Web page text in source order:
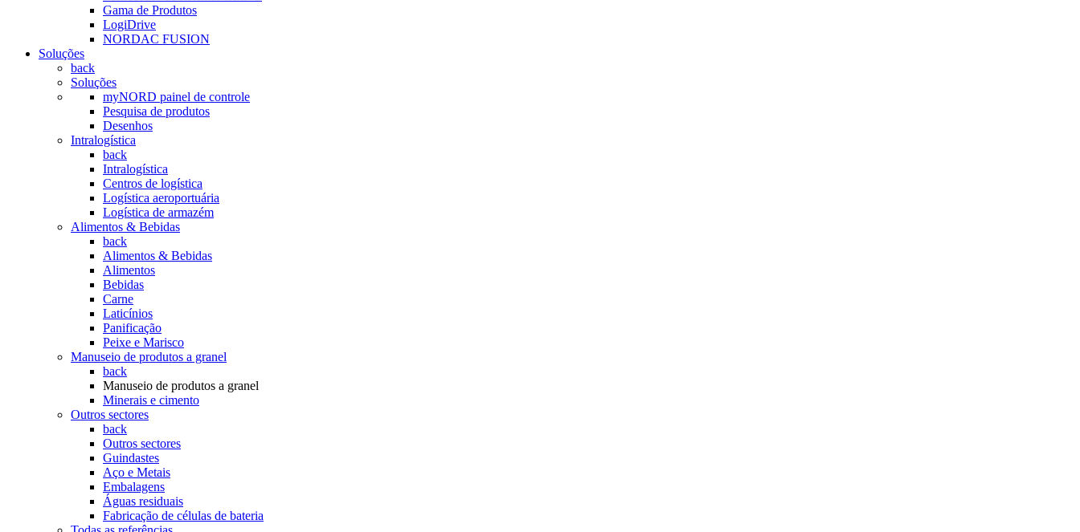
Gama de Produtos
LogiDrive
NORDAC FUSION
Soluções
back
Soluções
myNORD painel de controle
Pesquisa de produtos
Desenhos
Intralogística
back
Intralogística
Centros de logística
Logística aeroportuária
Logística de armazém
Alimentos & Bebidas
back
Alimentos & Bebidas
Alimentos
Bebidas
Carne
Laticínios
Panificação
Peixe e Marisco
Manuseio de produtos a granel
back
Manuseio de produtos a granel
Minerais e cimento
Outros sectores
back
Outros sectores
Guindastes
Aço e Metais
Embalagens
Águas residuais
Fabricação de células de bateria